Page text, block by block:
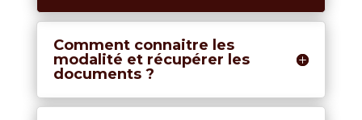
Comment connaitre les
modalité et récupérer les
documents ?